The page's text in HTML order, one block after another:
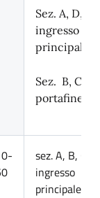
Sez. A, D, E
ingresso
principale;
Sez. B, C
sez. A, B, C,
ingresso
principale